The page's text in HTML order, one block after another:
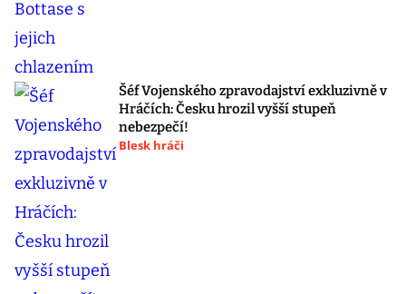
Šéf Vojenského zpravodajství exkluzivně v
Hráčích: Česku hrozil vyšší stupeň
nebezpečí!
Blesk hráči